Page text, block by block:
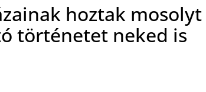
hoztak mosolyt
történetet neked is